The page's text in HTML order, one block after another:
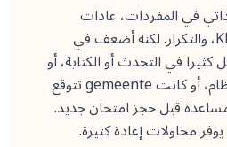
في المفردات، عادات
القراءة، موضوعات KNM، والتكرار. لكنه أضعف في
في التحدث أو الكتابة، أو
لا تستطيع الدراسة بانتظام، أو كانت gemeente تتوقع
قبل حجز امتحان جديد.
محاولات إعادة كثيرة.